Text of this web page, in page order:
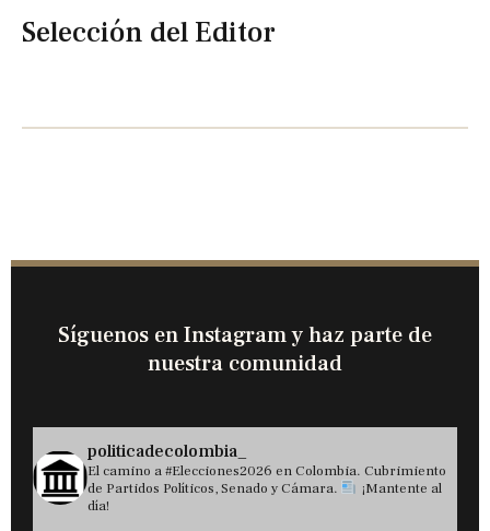
Selección del Editor
Síguenos en Instagram y haz parte de
nuestra comunidad
politicadecolombia_
El camino a #Elecciones2026 en Colombia. Cubrimiento
de Partidos Políticos, Senado y Cámara.
¡Mantente al
día!